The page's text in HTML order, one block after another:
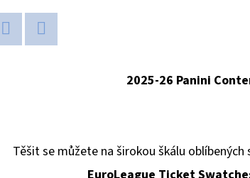
2025-26 Panini
Těšit se můžete na širokou škálu oblíbených